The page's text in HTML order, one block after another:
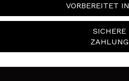
VORBEREITET IN
SICHERE
ZAHLUNG